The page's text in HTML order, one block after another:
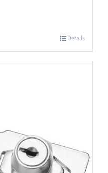
Details